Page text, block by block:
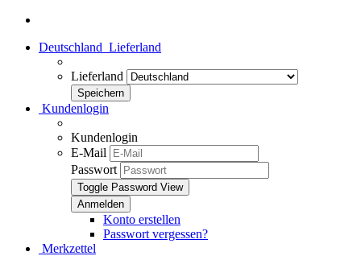
Deutschland Lieferland
Lieferland
Kundenlogin
Kundenlogin
E-Mail
Passwort
Toggle Password View
Konto erstellen
Passwort vergessen?
Merkzettel